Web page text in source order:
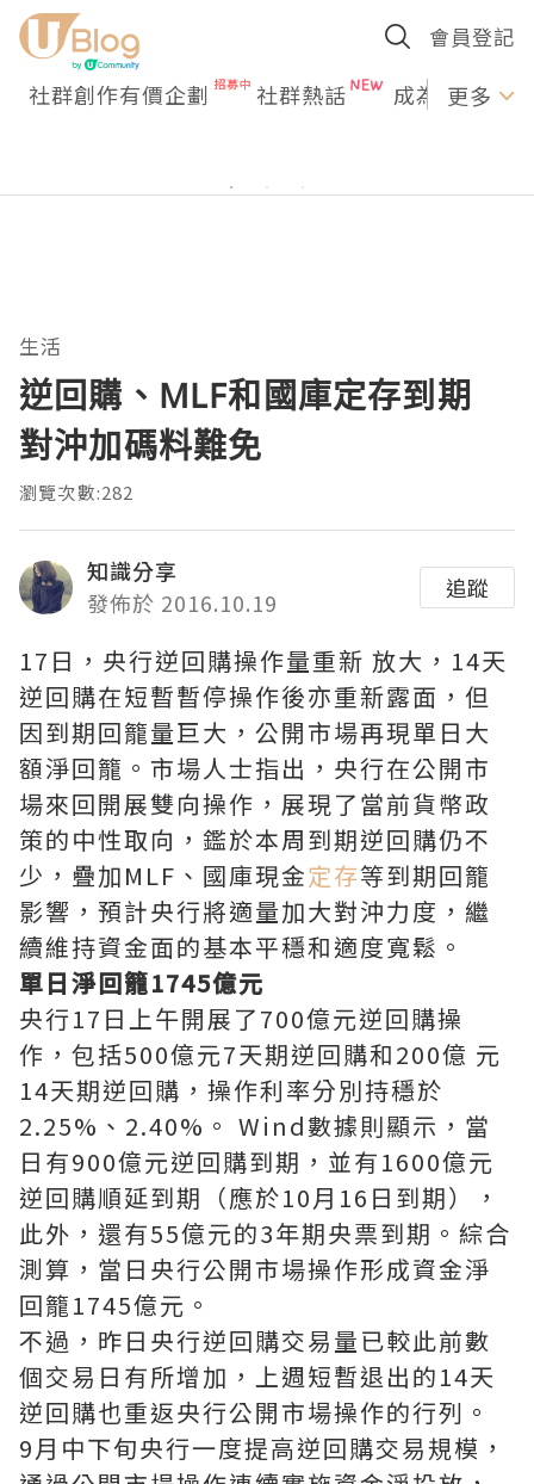
會員登記
社群創作有價企劃 社群熱話 成為U更多
生活
逆回購、MLF和國庫定存到期
對沖加碼料難免
瀏覽次數:282
知識分享
發佈於 2016.10.19
追蹤
17日，央行逆回購操作量重新 放大，14天
逆回購在短暫暫停操作後亦重新露面，但
因到期回籠量巨大，公開市場再現單日大
額淨回籠。市場人士指出，央行在公開市
場來回開展雙向操作，展現了當前貨幣政
策的中性取向，鑑於本周到期逆回購仍不
少，疊加MLF、國庫現金定存等到期回籠
影響，預計央行將適量加大對沖力度，繼
續維持資金面的基本平穩和適度寬鬆。
單日淨回籠1745億元
央行17日上午開展了700億元逆回購操
作，包括500億元7天期逆回購和200億 元
14天期逆回購，操作利率分別持穩於
2.25%、2.40%。 Wind數據則顯示，當
日有900億元逆回購到期，並有1600億元
逆回購順延到期（應於10月16日到期），
此外，還有55億元的3年期央票到期。綜合
測算，當日央行公開市場操作形成資金淨
回籠1745億元。
不過，昨日央行逆回購交易量已較此前數
個交易日有所增加，上週短暫退出的14天
逆回購也重返央行公開市場操作的行列。
9月中下旬央行一度提高逆回購交易規模，